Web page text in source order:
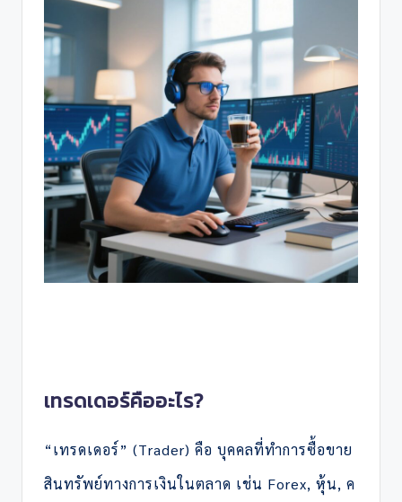
เทรดเดอร์คืออะไร?
“เทรดเดอร์” (Trader) คือ บุคคลที่ทำการซื้อขาย
สินทรัพย์ทางการเงินในตลาด เช่น Forex, หุ้น, ค